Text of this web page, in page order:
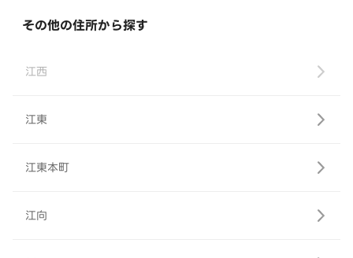
その他の住所から探す
江西
江東
江東本町
江向